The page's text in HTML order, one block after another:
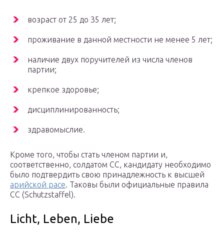
возраст от 25 до 35 лет;
проживание в данной местности не менее 5 лет;
наличие двух поручителей из числа членов
партии;
крепкое здоровье;
дисциплинированность;
здравомыслие.
Кроме того, чтобы стать членом партии и,
соответственно, солдатом СС, кандидату необходимо
было подтвердить свою принадлежность к высшей
арийской расе. Таковы были официальные правила
СС (Schutzstaffel).
Licht, Leben, Liebe